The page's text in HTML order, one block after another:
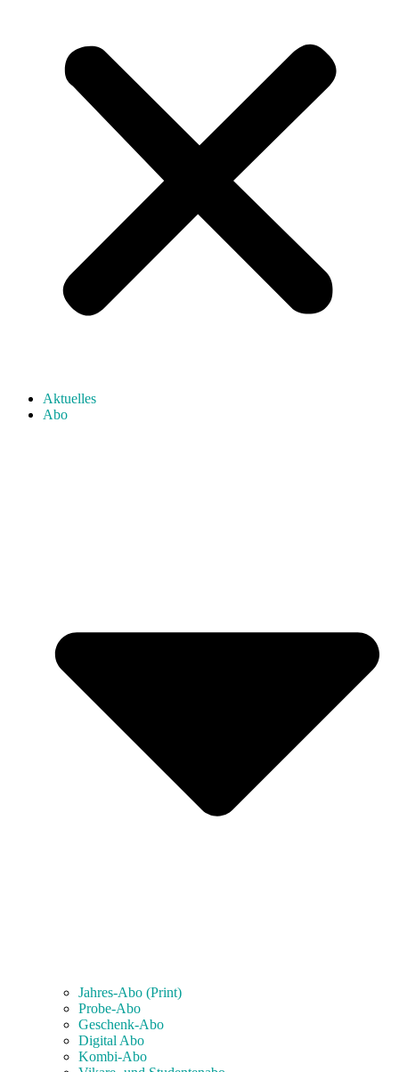
Aktuelles
Abo
Jahres-Abo (Print)
Probe-Abo
Geschenk-Abo
Digital Abo
Kombi-Abo